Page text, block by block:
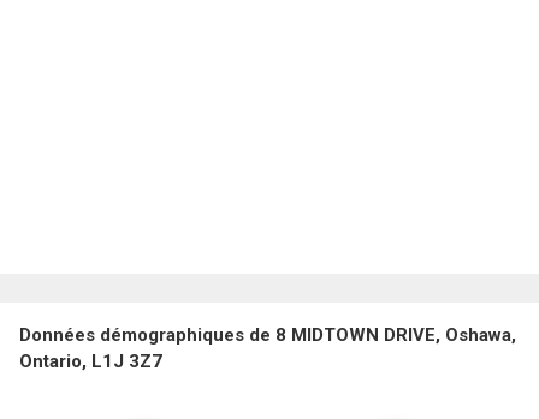
Données démographiques de 8 MIDTOWN DRIVE, Oshawa,
Ontario, L1J 3Z7